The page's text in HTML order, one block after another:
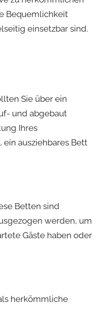
Bequemlichkeit
einsetzbar sind.
Sie über ein
und abgebaut
Ihres
ausziehbares Bett
Betten sind
werden, um
Gäste haben oder
herkömmliche